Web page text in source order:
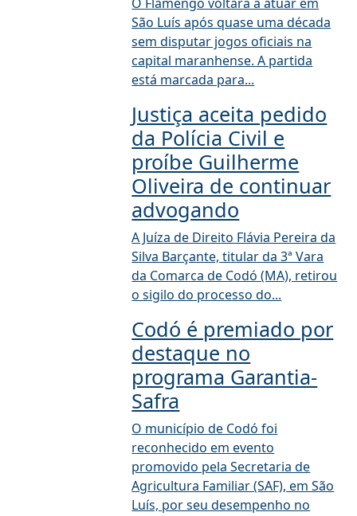
São Luís após quase uma década
sem disputar jogos oficiais na
capital maranhense. A partida
está marcada para...
Justiça aceita pedido
da Polícia Civil e
proíbe Guilherme
Oliveira de continuar
advogando
A Juíza de Direito Flávia Pereira da
Silva Barçante, titular da 3ª Vara
da Comarca de Codó (MA), retirou
o sigilo do processo do...
Codó é premiado por
destaque no
programa Garantia-
Safra
O município de Codó foi
reconhecido em evento
promovido pela Secretaria de
Agricultura Familiar (SAF), em São
Luís, por seu desempenho no